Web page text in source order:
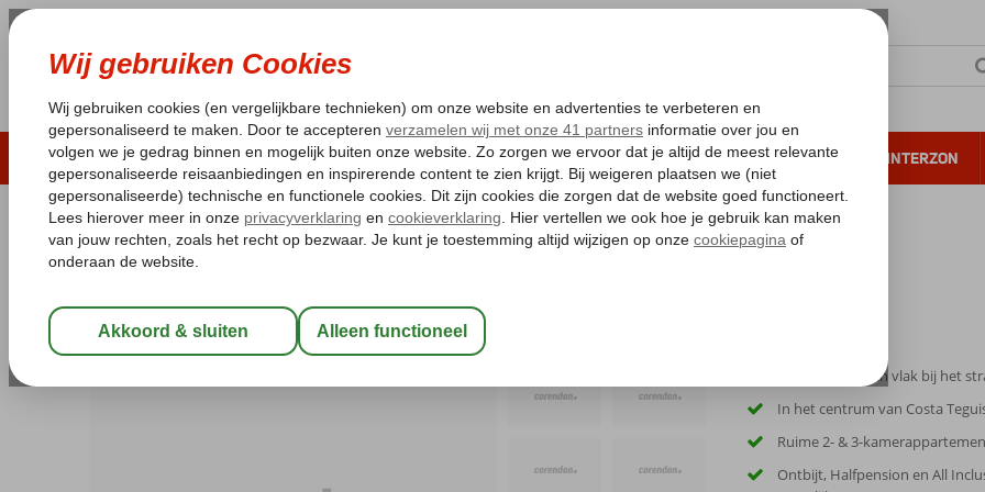
LAST MINUTE ZOMER 2026 ZONVAKANTIE VERRE REIZEN ALL INCLUSIVE WINTERZON
Pakketgarantie Laagsteprijsgarantie* Gratis annuleren*
Home
Spanje Canarische Eilanden
Blue Sea Costa Teguise Beach
Logies en ontbijt Appartement
Direct aan zee en vlak bij het
In het centrum van Costa
Ruime 2- & 3-
Ontbijt, Halfpension en All